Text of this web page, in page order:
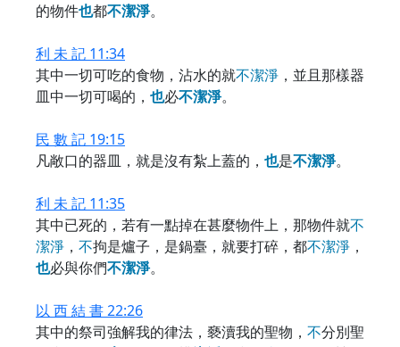
的物件也都不潔淨。
利 未 記 11:34
其中一切可吃的食物，沾水的就不潔淨 ，並且那樣器
皿中一切可喝的， 也必不潔淨。
民 數 記 19:15
凡敞口的器皿，就是沒有紮上蓋的， 也是不潔淨。
利 未 記 11:35
其中已死的，若有一點掉在甚麼物件上，那物件就不
潔淨 ， 不拘是爐子，是鍋臺，就要打碎，都不潔淨 ，
也必與你們不潔淨。
以 西 結 書 22:26
其中的祭司強解我的律法，褻瀆我的聖物， 不分別聖